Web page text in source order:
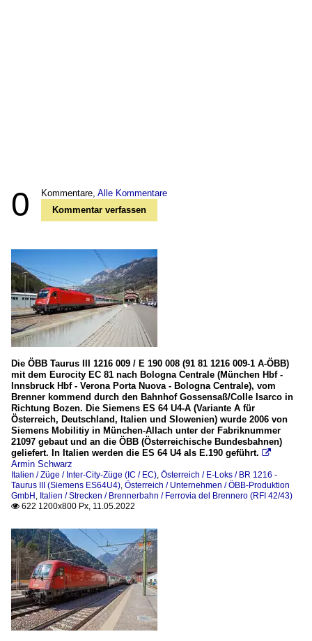
0 Kommentare, Alle Kommentare
Kommentar verfassen
Die ÖBB Taurus III 1216 009 / E 190 008 (91 81 1216 009-1 A-ÖBB)
mit dem Eurocity EC 81 nach Bologna Centrale (München Hbf -
Innsbruck Hbf - Verona Porta Nuova - Bologna Centrale), vom
Brenner kommend durch den Bahnhof Gossensaß/Colle Isarco in
Richtung Bozen. Die Siemens ES 64 U4-A (Variante A für
Österreich, Deutschland, Italien und Slowenien) wurde 2006 von
Siemens Mobilitiy in München-Allach unter der Fabriknummer
21097 gebaut und an die ÖBB (Österreichische Bundesbahnen)
geliefert. In Italien werden die ES 64 U4 als E.190 geführt. 
Armin Schwarz
Italien / Züge / Inter-City-Züge (IC / EC), Österreich / E-Loks / BR 1216 -
Taurus III (Siemens ES64U4), Österreich / Unternehmen / ÖBB-Produktion
GmbH , Italien / Strecken / Brennerbahn / Ferrovia del Brennero (RFI 42/43)
 622 1200x800 Px, 11.05.2022